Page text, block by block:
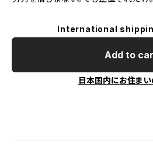
International
Add to
日本国内にお住ま